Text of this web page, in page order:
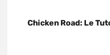
Chicken Road: Le